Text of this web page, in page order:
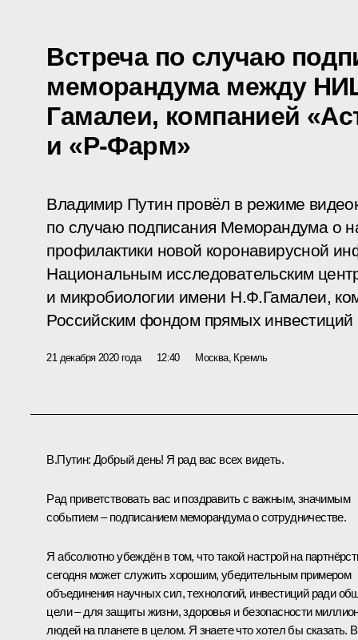
Встреча по случаю
меморандума между
Гамалеи, компанией
и «Р-Фарм»
Владимир Путин провёл в режиме
по случаю подписания Меморандума о
профилактики новой коронавирусной
Национальным исследовательским
и микробиологии имени Н.Ф.Гамалеи,
Российским фондом прямых
21 декабря 2020 года 12:40 Москва, Кремль
В.Путин: Добрый день! Я рад вас всех видеть.
Рад приветствовать вас и поздравить с важным, значимым
событием – подписанием меморандума о сотрудничестве.
Я абсолютно убеждён в том, что такой настрой на
сегодня может служить хорошим, убедительным примером
объединения научных сил, технологий, инвестиций ради
цели – для защиты жизни, здоровья и безопасности
людей на планете в целом. Я знаете что хотел бы сказать.